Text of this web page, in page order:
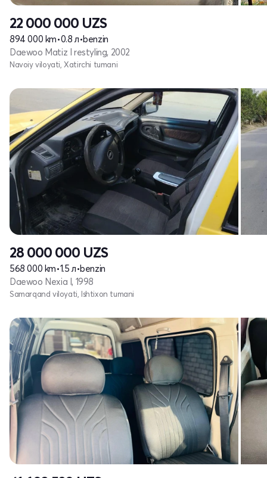
22 000 000 UZS
894 000 km•0.8 л•benzin
Daewoo Matiz I restyling, 2002
Navoiy viloyati, Xatirchi tumani
28 000 000 UZS
568 000 km•1.5 л•benzin
Daewoo Nexia I, 1998
Samarqand viloyati, Ishtixon tumani